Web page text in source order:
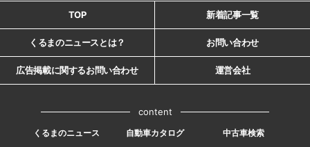
TOP 新着記事一覧
くるまのニュースとは？ お問い合わせ
広告掲載に関するお問い合わせ 運営会社
content
くるまのニュース 自動車カタログ
中古車検索